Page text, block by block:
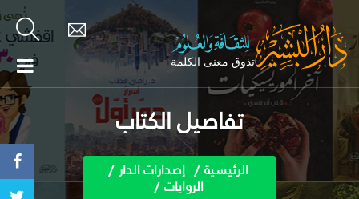
تفاصيل الكتاب
الرئيسية إصدارات الدار
الروايات